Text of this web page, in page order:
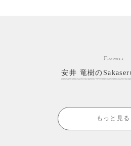
Flowers
安井 竜樹の
もっと見る